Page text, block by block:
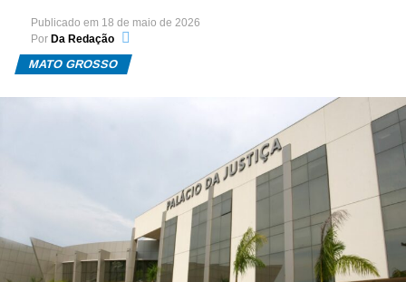
Publicado em 18 de maio de 2026
Por Da Redação
MATO GROSSO